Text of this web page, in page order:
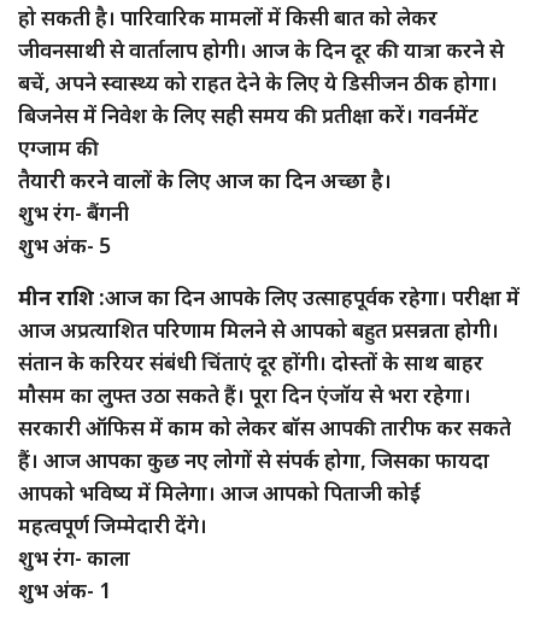
हो सकती है। पारिवारिक मामलों में किसी बात को लेकर
जीवनसाथी से वार्तालाप होगी। आज के दिन दूर की यात्रा करने से
बचें, अपने स्वास्थ्य को राहत देने के लिए ये डिसीजन ठीक होगा।
बिजनेस में निवेश के लिए सही समय की प्रतीक्षा करें। गवर्नमेंट
एग्जाम की
तैयारी करने वालों के लिए आज का दिन अच्छा है।
शुभ रंग- बैंगनी
शुभ अंक- 5
मीन राशि :आज का दिन आपके लिए उत्साहपूर्वक रहेगा। परीक्षा में
आज अप्रत्याशित परिणाम मिलने से आपको बहुत प्रसन्नता होगी।
संतान के करियर संबंधी चिंताएं दूर होंगी। दोस्तों के साथ बाहर
मौसम का लुफ्त उठा सकते हैं। पूरा दिन एंजॉय से भरा रहेगा।
सरकारी ऑफिस में काम को लेकर बॉस आपकी तारीफ कर सकते
हैं। आज आपका कुछ नए लोगों से संपर्क होगा, जिसका फायदा
आपको भविष्य में मिलेगा। आज आपको पिताजी कोई
महत्वपूर्ण जिम्मेदारी देंगे।
शुभ रंग- काला
शुभ अंक- 1